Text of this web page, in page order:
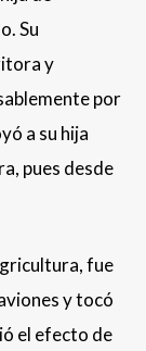
Su
y
por
a su hija
pues desde
fue
y tocó
el efecto de